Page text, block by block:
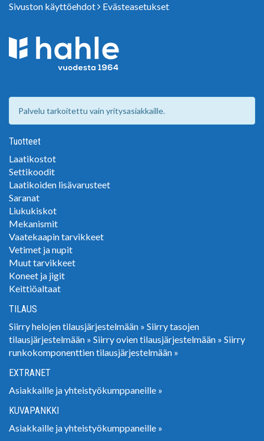
Sivuston käyttöehdot
Evästeasetukset
Palvelu tarkoitettu vain yritysasiakkaille.
Tuotteet
Laatikostot
Settikoodit
Laatikoiden lisävarusteet
Saranat
Liukukiskot
Mekanismit
Vaatekaapin tarvikkeet
Vetimet ja nupit
Muut tarvikkeet
Koneet ja jigit
Keittiöaltaat
TILAUS
Siirry helojen tilausjärjestelmään » Siirry tasojen
tilausjärjestelmään » Siirry ovien tilausjärjestelmään » Siirry
runkokomponenttien tilausjärjestelmään »
EXTRANET
Asiakkaille ja yhteistyökumppaneille »
KUVAPANKKI
Asiakkaille ja yhteistyökumppaneille »